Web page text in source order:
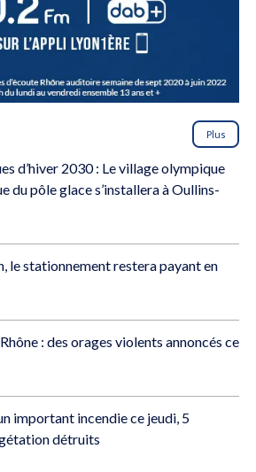
Plus
d’hiver 2030 : Le village olympique
du pôle glace s’installera à Oullins-
le stationnement restera payant en
: des orages violents annoncés ce
important incendie ce jeudi, 5
détruits